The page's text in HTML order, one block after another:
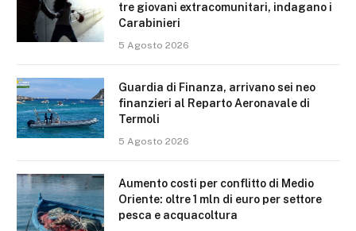
tre giovani extracomunitari, indagano i
Carabinieri
5 Agosto 2026
Guardia di Finanza, arrivano sei neo
finanzieri al Reparto Aeronavale di
Termoli
5 Agosto 2026
Aumento costi per conflitto di Medio
Oriente: oltre 1 mln di euro per settore
pesca e acquacoltura